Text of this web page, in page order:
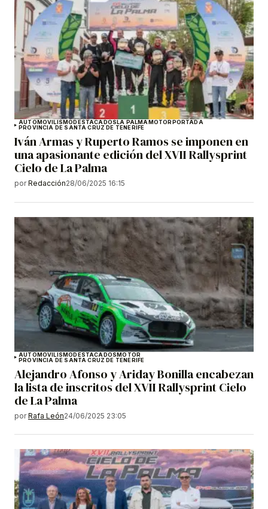
AUTOMOVILISMO DESTACADOS LA PALMA MOTOR PORTADA
PROVINCIA DE SANTA CRUZ DE TENERIFE
Iván Armas y Ruperto Ramos se imponen en
una apasionante edición del XVII Rallysprint
Cielo de La Palma
por Redacción28/06/2025 16:15
AUTOMOVILISMODESTACADOSMOTOR
PROVINCIA DE SANTA CRUZ DE TENERIFE
Alejandro Afonso y Ariday Bonilla encabezan
la lista de inscritos del XVII Rallysprint Cielo
de La Palma
por Rafa León24/06/2025 23:05